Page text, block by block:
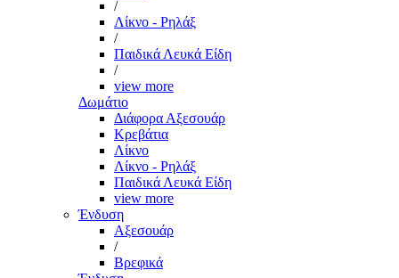
/
Λίκνο - Ρηλάξ
/
Παιδικά Λευκά Είδη
/
view more
Δωμάτιο
Διάφορα Αξεσουάρ
Κρεβάτια
Λίκνο
Λίκνο - Ρηλάξ
Παιδικά Λευκά Είδη
view more
Ένδυση
Αξεσουάρ
/
Βρεφικά